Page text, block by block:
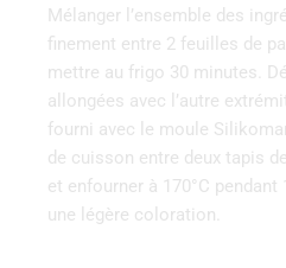
Mélanger l’ensemble des
finement entre 2 feuilles de
mettre au frigo 30 minutes.
allongées avec l’autre
fourni avec le moule
de cuisson entre deux tapis
et enfourner à 170°C pendant
une légère coloration.